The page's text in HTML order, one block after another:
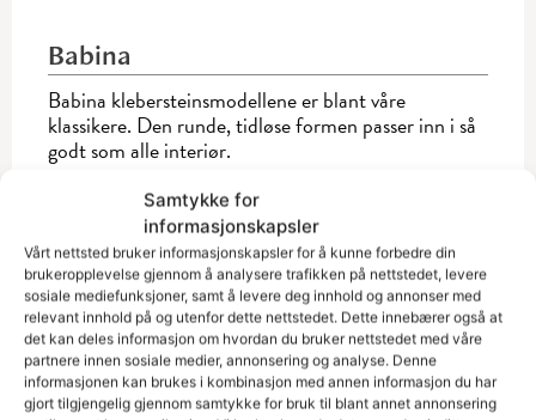
Samtykke for
informasjonskapsler
Vårt nettsted bruker informasjonskapsler for å kunne forbedre din
brukeropplevelse gjennom å analysere trafikken på nettstedet, levere
sosiale mediefunksjoner, samt å levere deg innhold og annonser med
relevant innhold på og utenfor dette nettstedet. Dette innebærer også at
det kan deles informasjon om hvordan du bruker nettstedet med våre
partnere innen sosiale medier, annonsering og analyse. Denne
informasjonen kan brukes i kombinasjon med annen informasjon du har
gjort tilgjengelig gjennom samtykke for bruk til blant annet annonsering
Babina
Babina klebersteinsmodellene er blant våre
klassikere. Den runde, tidløse formen passer inn i så
godt som alle interiør.